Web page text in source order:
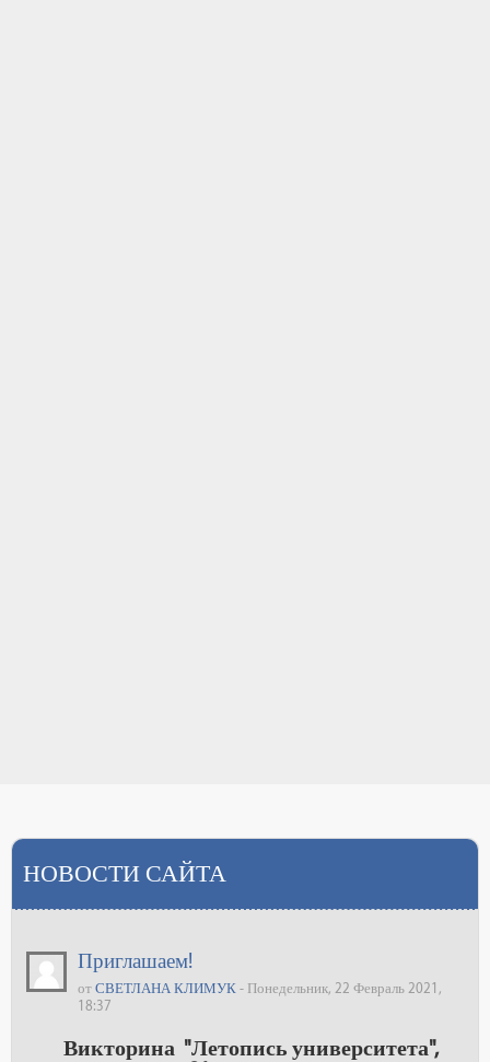
НОВОСТИ САЙТА
Приглашаем!
от СВЕТЛАНА КЛИМУК - Понедельник, 22 Февраль 2021,
18:37
Викторина "Летопись университета",